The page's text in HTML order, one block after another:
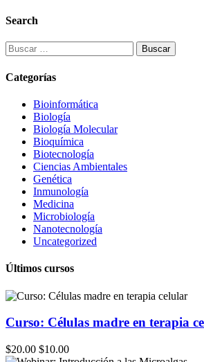
Search
Buscar:
Categorías
Bioinformática
Biología
Biología Molecular
Bioquímica
Biotecnología
Ciencias Ambientales
Genética
Inmunología
Medicina
Microbiología
Nanotecnología
Uncategorized
Últimos cursos
Curso: Células madre en terapia
$20.00 $10.00